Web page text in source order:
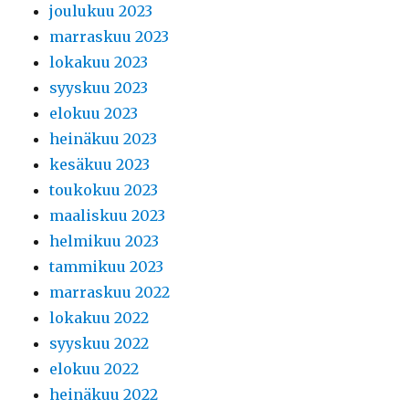
joulukuu 2023
marraskuu 2023
lokakuu 2023
syyskuu 2023
elokuu 2023
heinäkuu 2023
kesäkuu 2023
toukokuu 2023
maaliskuu 2023
helmikuu 2023
tammikuu 2023
marraskuu 2022
lokakuu 2022
syyskuu 2022
elokuu 2022
heinäkuu 2022